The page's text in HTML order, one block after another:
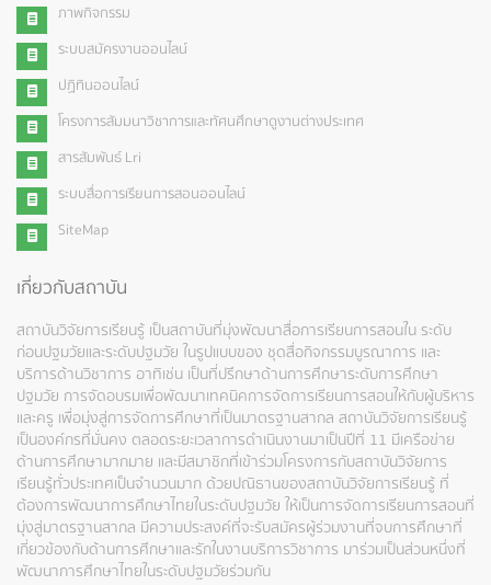
ภาพกิจกรรม
ระบบสมัครงานออนไลน์
ปฏิทินออนไลน์
โครงการสัมมนาวิชาการและทัศนศึกษาดูงานต่างประเทศ
สารสัมพันธ์ Lri
ระบบสื่อการเรียนการสอนออนไลน์
SiteMap
เกี่ยวกับสถาบัน
สถาบันวิจัยการเรียนรู้ เป็นสถาบันที่มุ่งพัฒนาสื่อการเรียนการสอนใน ระดับ
ก่อนปฐมวัยและระดับปฐมวัย ในรูปแบบของ ชุดสื่อกิจกรรมบูรณาการ และ
บริการด้านวิชาการ อาทิเช่น เป็นที่ปรึกษาด้านการศึกษาระดับการศึกษา
ปฐมวัย การจัดอบรมเพื่อพัฒนาเทคนิคการจัดการเรียนการสอนให้กับผู้บริหาร
และครู เพื่อมุ่งสู่การจัดการศึกษาที่เป็นมาตรฐานสากล สถาบันวิจัยการเรียนรู้
เป็นองค์กรที่มั่นคง ตลอดระยะเวลาการดำเนินงานมาเป็นปีที่ 11 มีเครือข่าย
ด้านการศึกษามากมาย และมีสมาชิกที่เข้าร่วมโครงการกับสถาบันวิจัยการ
เรียนรู้ทั่วประเทศเป็นจำนวนมาก ด้วยปณิธานของสถาบันวิจัยการเรียนรู้ ที่
ต้องการพัฒนาการศึกษาไทยในระดับปฐมวัย ให้เป็นการจัดการเรียนการสอนที่
มุ่งสู่มาตรฐานสากล มีความประสงค์ที่จะรับสมัครผู้ร่วมงานที่จบการศึกษาที่
เกี่ยวข้องกับด้านการศึกษาและรักในงานบริการวิชาการ มาร่วมเป็นส่วนหนึ่งที่
พัฒนาการศึกษาไทยในระดับปฐมวัยร่วมกัน